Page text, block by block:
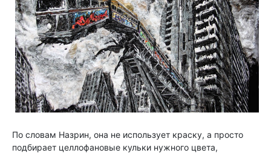
По словам Назрин, она не использует краску, а просто
подбирает целлофановые кульки нужного цвета,